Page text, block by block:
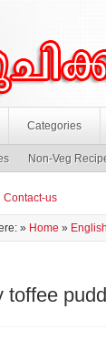
Categories
Non-Veg
Contact-us
» Home » English
toffee